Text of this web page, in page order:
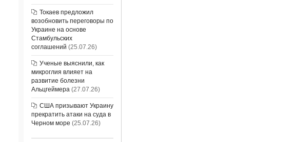
Токаев предложил
возобновить переговоры по
Украине на основе
Стамбульских
соглашений (25.07.26)
Ученые выяснили, как
микроглия влияет на
развитие болезни
Альцгеймера(27.07.26)
США призывают Украину
прекратить атаки на суда в
Черном море (25.07.26)